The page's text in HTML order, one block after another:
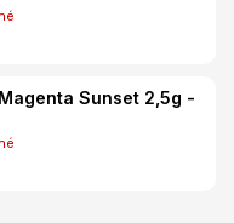
Sunset 2,5g -